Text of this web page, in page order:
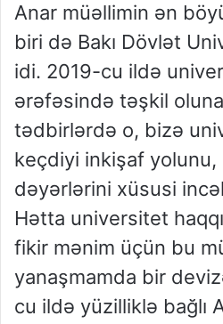
Anar müəllimin ən
biri də Bakı Dövlət
idi. 2019-cu ildə
ərəfəsində təşkil
tədbirlərdə o, bizə
keçdiyi inkişaf
dəyərlərini xüsusi
Hətta universitet
fikir mənim üçün bu
yanaşmamda bir
cu ildə yüzilliklə bağlı